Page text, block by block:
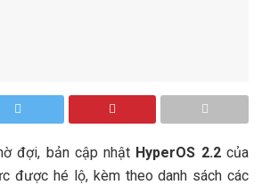
đợi, bản cập nhật HyperOS 2.2của
được hé lộ, kèm theo danh sách các